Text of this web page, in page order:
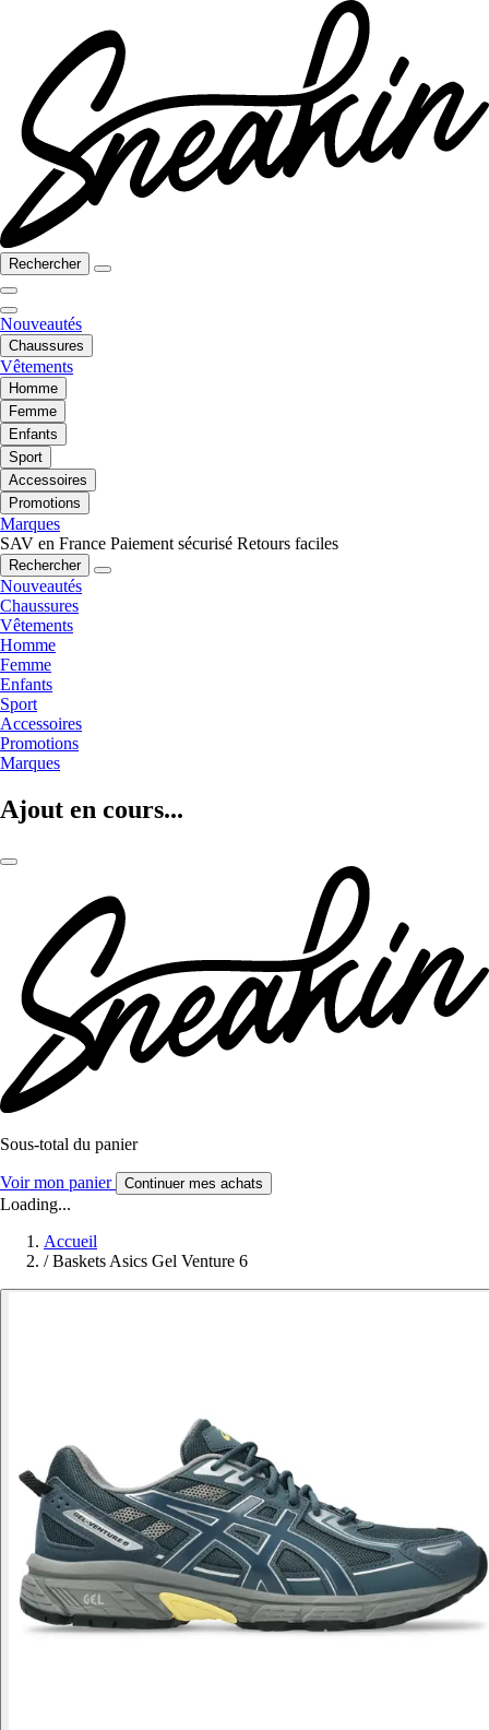
Rechercher
Nouveautés
Chaussures
Vêtements
Homme
Femme
Enfants
Sport
Accessoires
Promotions
Marques
SAV en France Paiement sécurisé Retours faciles
Rechercher
Nouveautés
Chaussures
Vêtements
Homme
Femme
Enfants
Sport
Accessoires
Promotions
Marques
Ajout en cours...
Sous-total du panier
Voir mon panier Continuer mes achats
Loading...
Accueil
/ Baskets Asics Gel Venture 6